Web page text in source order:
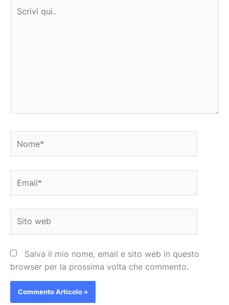
qui..
web
Salva il mio nome, email e sito web in questo
browser per la prossima volta che commento.